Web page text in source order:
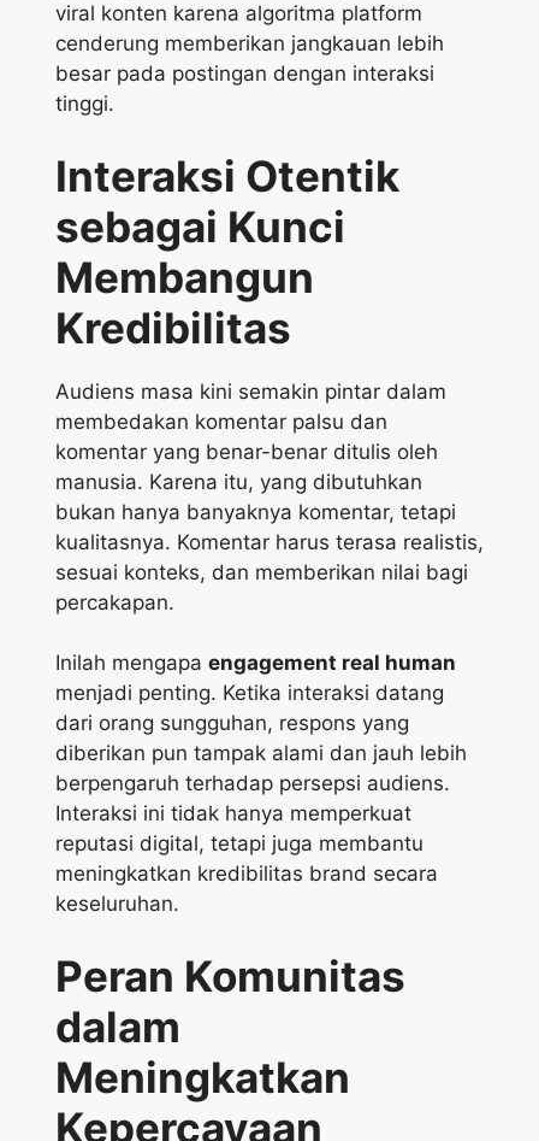
viral konten karena algoritma platform
cenderung memberikan jangkauan lebih
besar pada postingan dengan interaksi
tinggi.
Interaksi Otentik
sebagai Kunci
Membangun
Kredibilitas
Audiens masa kini semakin pintar dalam
membedakan komentar palsu dan
komentar yang benar-benar ditulis oleh
manusia. Karena itu, yang dibutuhkan
bukan hanya banyaknya komentar, tetapi
kualitasnya. Komentar harus terasa realistis,
sesuai konteks, dan memberikan nilai bagi
percakapan.
Inilah mengapa engagement real human
menjadi penting. Ketika interaksi datang
dari orang sungguhan, respons yang
diberikan pun tampak alami dan jauh lebih
berpengaruh terhadap persepsi audiens.
Interaksi ini tidak hanya memperkuat
reputasi digital, tetapi juga membantu
meningkatkan kredibilitas brand secara
keseluruhan.
Peran Komunitas
dalam
Meningkatkan
Kepercayaan